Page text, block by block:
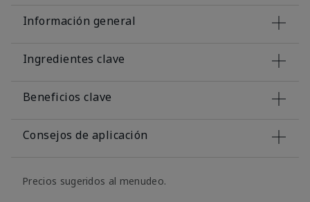
Información general
Ingredientes clave
Beneficios clave
Consejos de aplicación
Precios sugeridos al menudeo.